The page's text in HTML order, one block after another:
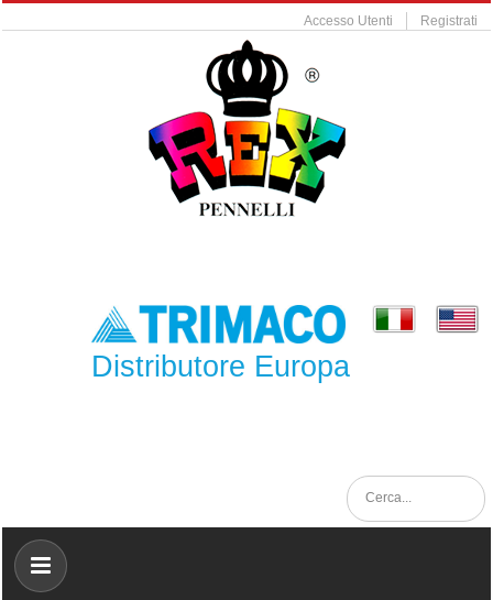
Accesso Utenti Registrati
Distributore Europa